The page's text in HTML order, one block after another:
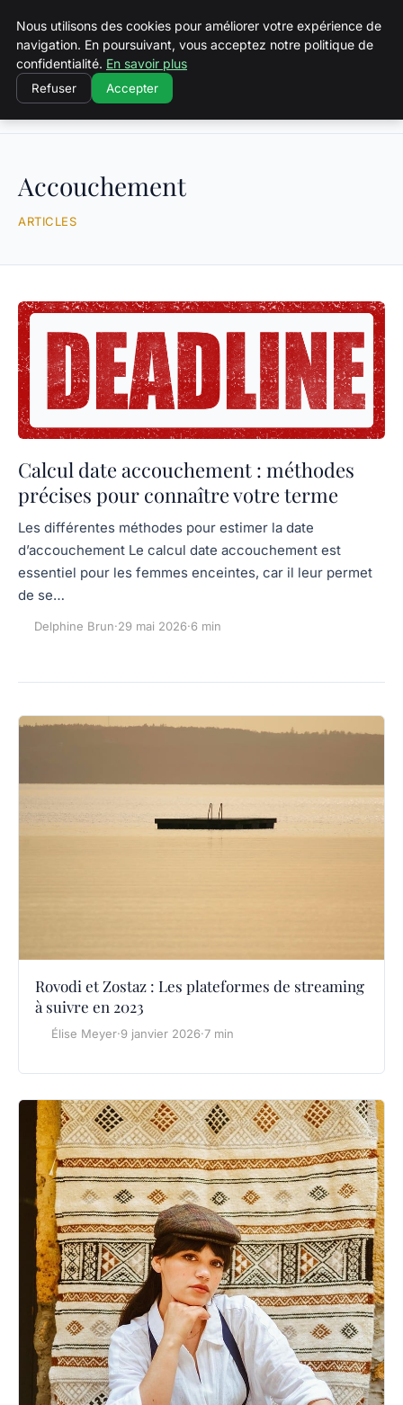
Squeakyswing.com
Accouchement
ARTICLES
Calcul date accouchement : méthodes
précises pour connaître votre terme
Les différentes méthodes pour estimer la date
d’accouchement Le calcul date accouchement est
essentiel pour les femmes enceintes, car il leur permet
de se…
Delphine Brun·29 mai 2026·6 min
Rovodi et Zostaz : Les plateformes de streaming
à suivre en 2023
Élise Meyer·9 janvier 2026·7 min
Nous utilisons des cookies pour améliorer votre expérience de
navigation. En poursuivant, vous acceptez notre politique de
confidentialité. En savoir plus
Refuser Accepter